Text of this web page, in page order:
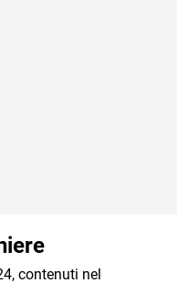
contenuti nel